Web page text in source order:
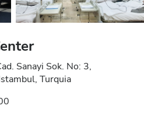
Sanayi Sok. No: 3,
Turquia